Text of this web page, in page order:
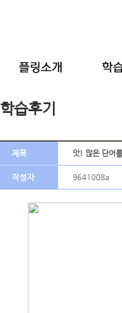
학습후기
제목 앗! 많은 단어
작성자 9641008a